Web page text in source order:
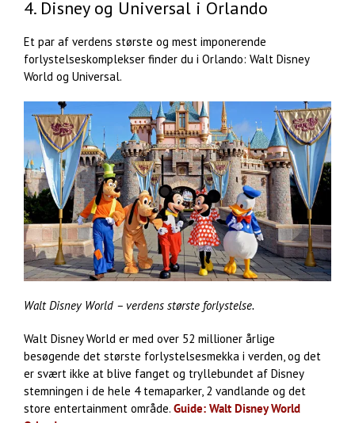
4. Disney og Universal i Orlando
Et par af verdens største og mest imponerende
forlystelseskomplekser finder du i Orlando: Walt Disney
World og Universal.
Walt Disney World – verdens største forlystelse.
Walt Disney World er med over 52 millioner årlige
besøgende det største forlystelsesmekka i verden, og det
er svært ikke at blive fanget og tryllebundet af Disney
stemningen i de hele 4 temaparker, 2 vandlande og det
store entertainment område. Guide: Walt Disney World